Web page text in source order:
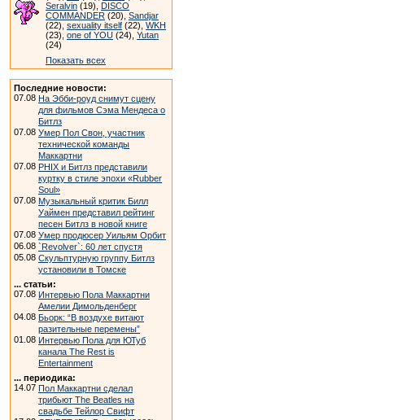
Seralvin (19), DISCO
COMMANDER (20), Sandjar
(22), sexuality itself (22), WKH
(23), one of YOU (24), Yutan
(24)
Показать всех
Последние новости:
07.08 На Эбби-роуд снимут сцену
для фильмов Сэма Мендеса о
Битлз
07.08 Умер Пол Свон, участник
технической команды
Маккартни
07.08 PHIX и Битлз представили
куртку в стиле эпохи «Rubber
Soul»
07.08 Музыкальный критик Билл
Уаймен представил рейтинг
песен Битлз в новой книге
07.08 Умер продюсер Уильям Орбит
06.08 `Revolver`: 60 лет спустя
05.08 Скульптурную группу Битлз
установили в Томске
... статьи:
07.08 Интервью Пола Маккартни
Амелии Димольденберг
04.08 Бьорк: “В воздухе витают
разительные перемены”
01.08 Интервью Пола для ЮТуб
канала The Rest is
Entertainment
... периодика:
14.07 Пол Маккартни сделал
трибьют The Beatles на
свадьбе Тейлор Свифт